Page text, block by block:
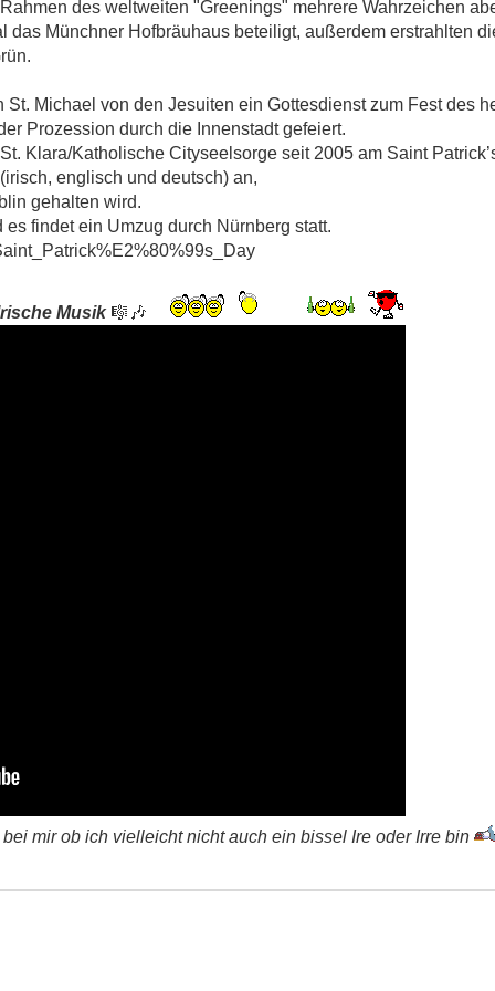
des weltweiten "Greenings" mehrere Wahrzeichen
das Münchner Hofbräuhaus beteiligt, außerdem erstrahlten
Michael von den Jesuiten ein Gottesdienst zum Fest des
Prozession durch die Innenstadt gefeiert.
Klara/Katholische Cityseelsorge seit 2005 am Saint
englisch und deutsch) an,
gehalten wird.
findet ein Umzug durch Nürnberg statt.
Musik 🎼🎶
mir ob ich vielleicht nicht auch ein bissel Ire oder Irre bin